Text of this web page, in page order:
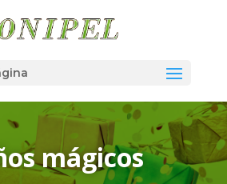
mágicos